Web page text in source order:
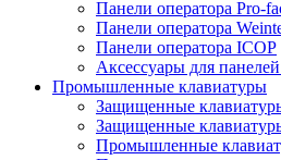
Панели оператора Pro-
Панели оператора
Панели оператора ICOP
Аксессуары для
Промышленные клавиатуры
Защищенные
Защищенные
Промышленные